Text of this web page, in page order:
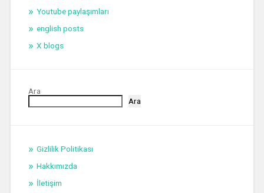
Youtube paylaşımları
english posts
X blogs
Ara
Ara
Gizlilik Politikası
Hakkımızda
İletişim